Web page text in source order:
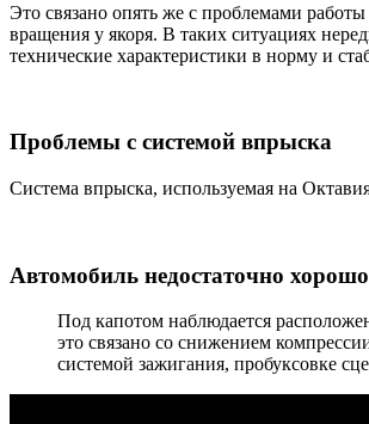
Это связано опять же с проблемами
вращения у якоря. В таких ситуациях
технические характеристики в норму и
Проблемы с системой впрыска
Система впрыска, используемая на
Автомобиль недостаточно хорошо
Под капотом наблюдается
это связано со снижением
системой зажигания, пробуксовке